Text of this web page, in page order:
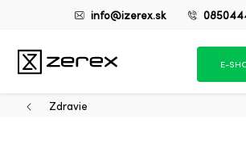
info@izerex.sk
E-
Zdravie